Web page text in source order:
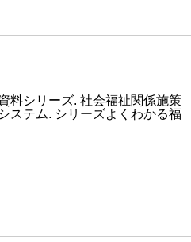
料シリーズ. 社会福祉関係施策
ステム. シリーズよくわかる福